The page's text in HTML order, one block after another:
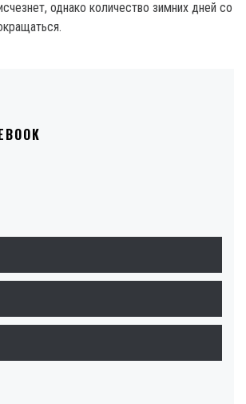
однако количество зимних дней со